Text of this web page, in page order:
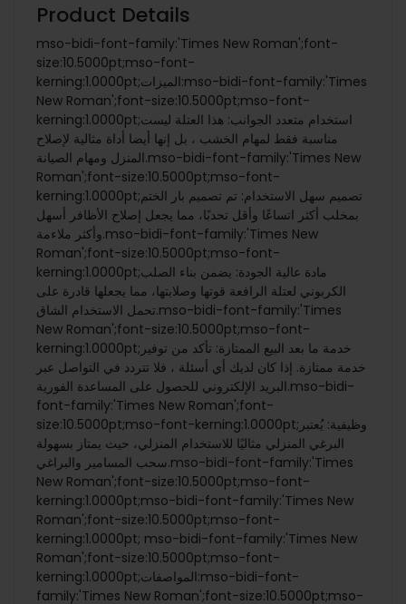
Product Details
mso-bidi-font-family:'Times New Roman';font-
size:10.5000pt;mso-font-
kerning:1.0000pt;الميزات:mso-bidi-font-family:'Times
New Roman';font-size:10.5000pt;mso-font-
kerning:1.0000pt;استخدام متعدد الجوانب: هذا العتلة ليست
مناسبة فقط لمهام الخشب ، بل إنها أيضا أداة مثالية لإصلاح
المنزل ومهام الصيانة.mso-bidi-font-family:'Times New
Roman';font-size:10.5000pt;mso-font-
kerning:1.0000pt;تصميم سهل الاستخدام: تم تصميم بار الختم
بمخلب أكثر اتساعًا وأقل تحدبًا، مما يجعل إصلاح الأظافر أسهل
وأكثر ملاءمة.mso-bidi-font-family:'Times New
Roman';font-size:10.5000pt;mso-font-
kerning:1.0000pt;مادة عالية الجودة: يضمن بناء الصلب
الكربوني لعتلة الرافعة قوتها وصلابتها، مما يجعلها قادرة على
تحمل الاستخدام الشاق.mso-bidi-font-family:'Times
New Roman';font-size:10.5000pt;mso-font-
kerning:1.0000pt;خدمة ما بعد البيع الممتازة: تأكد من توفير
خدمة ممتازة. إذا كان لديك أي أسئلة ، فلا تتردد في التواصل عبر
البريد الإلكتروني للحصول على المساعدة الفورية.mso-bidi-
font-family:'Times New Roman';font-
size:10.5000pt;mso-font-kerning:1.0000pt;وظيفية: يُعتبر
البرغي المنزلي مثاليًا للاستخدام المنزلي، حيث يمتاز بسهولة
سحب المسامير والبراغي.mso-bidi-font-family:'Times
New Roman';font-size:10.5000pt;mso-font-
kerning:1.0000pt;mso-bidi-font-family:'Times New
Roman';font-size:10.5000pt;mso-font-
kerning:1.0000pt; mso-bidi-font-family:'Times New
Roman';font-size:10.5000pt;mso-font-
kerning:1.0000pt;المواصفات:mso-bidi-font-
family:'Times New Roman';font-size:10.5000pt;mso-